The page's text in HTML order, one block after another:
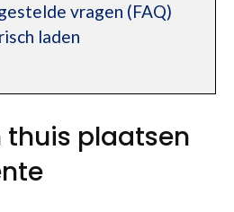
vragen (FAQ)
laden
plaatsen